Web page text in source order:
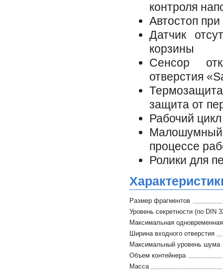
контроля
Автостоп
Датчик
корзины
Сенсор
отверстия
защита от
Рабочий
Малошумный,
процессе
Ролики для
Размер фрагментов
Уровень секретности (по DIN
Максимальная одновременная
Ширина входного отверстия
Максимальный уровень шума
Объем контейнера
Масса